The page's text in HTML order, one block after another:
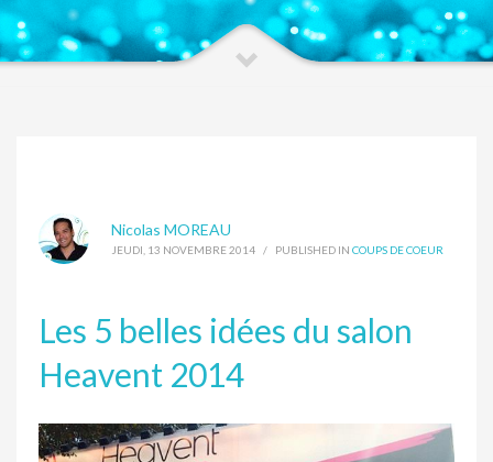
Nicolas MOREAU
JEUDI, 13 NOVEMBRE 2014 / PUBLISHED IN COUPS DE COEUR
Les 5 belles idées du salon
Heavent 2014